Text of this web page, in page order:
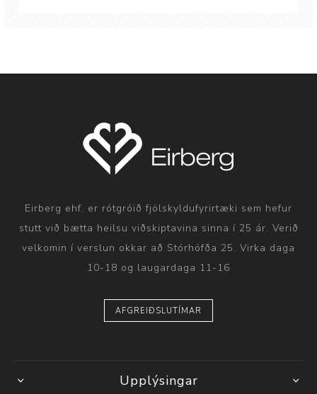
Eirberg ehf. er rótgróið fjölskyldufyrirtæki sem hefur
stutt við bætta heilsu viðskiptavina sinna í 25 ár. Verið
velkomin í verslun okkar að Stórhöfða 25. Virka daga
10-18 og laugardaga 11-16
AFGREIÐSLUTÍMAR
Upplýsingar